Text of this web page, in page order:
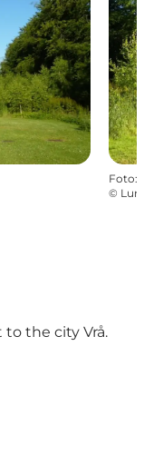
Foto:
©
the city Vrå.